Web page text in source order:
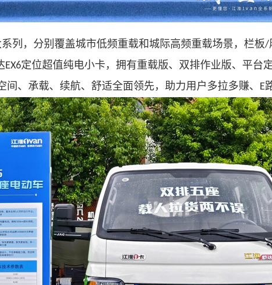
列，分别覆盖城市低频重载和城际高频重载场景，栏板/
EX6定位超值纯电小卡，拥有重载版、双排作业版、平台
、承载、续航、舒适全面领先，助力用户多拉多赚、 E